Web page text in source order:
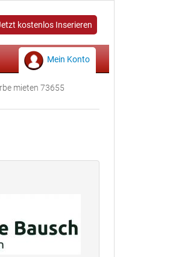
kostenlos Inserieren
Mein Konto
mieten 73655